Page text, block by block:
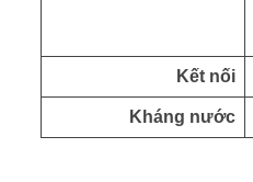
Kết nối
Kháng nước